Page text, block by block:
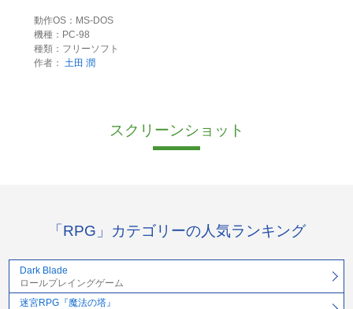
動作OS：MS-DOS
機種：PC-98
種類：フリーソフト
作者： 土田 潤
スクリーンショット
「RPG」カテゴリーの人気ランキング
Dark Blade
ロールプレイングゲーム
迷宮RPG『魔法の塔』